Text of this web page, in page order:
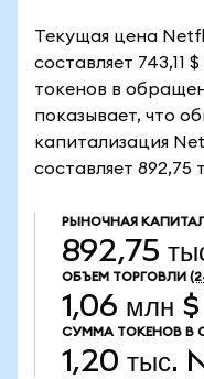
Текущая цена
составляет 743,11
токенов в
показывает, что
капитализация
составляет 892,75
РЫНОЧНАЯ
892,75
ОБЪЕМ ТОРГОВЛИ
1,06 млн $
СУММА ТОКЕНОВ В
1,20 тыс.